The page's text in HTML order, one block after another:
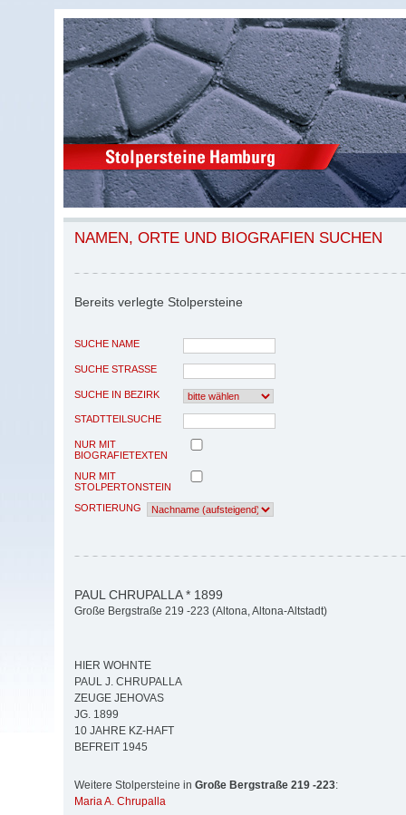
NAMEN, ORTE UND BIOGRAFIEN SUCHEN
Bereits verlegte Stolpersteine
SUCHE NAME
SUCHE STRASSE
SUCHE IN BEZIRK
STADTTEILSUCHE
NUR MIT
BIOGRAFIETEXTEN
NUR MIT
STOLPERTONSTEIN
SORTIERUNG
PAUL CHRUPALLA * 1899
Große Bergstraße 219 -223 (Altona, Altona-Altstadt)
HIER WOHNTE
PAUL J. CHRUPALLA
ZEUGE JEHOVAS
JG. 1899
10 JAHRE KZ-HAFT
BEFREIT 1945
Weitere Stolpersteine in Große Bergstraße 219 -223:
Maria A. Chrupalla